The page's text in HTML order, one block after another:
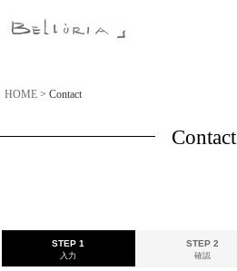
HOME > Contact
Contact
STEP 1
入力
STEP 2
確認